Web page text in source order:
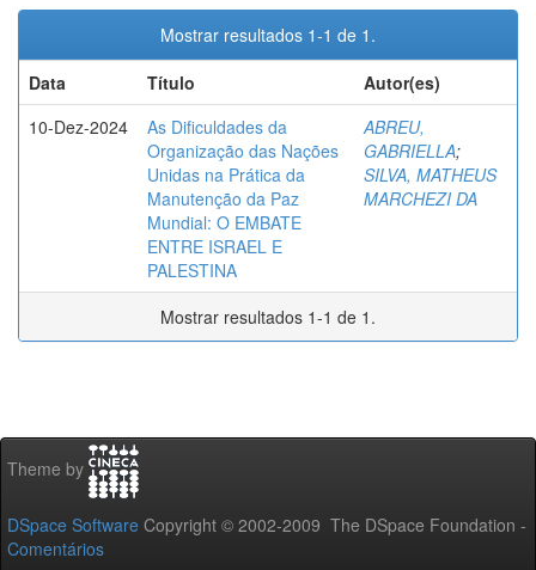
Mostrar resultados 1-1 de 1.
Data
Título
Autor(es)
10-Dez-2024
As Dificuldades da
Organização das Nações
Unidas na Prática da
Manutenção da Paz
Mundial: O EMBATE
ENTRE ISRAEL E
PALESTINA
ABREU,
GABRIELLA;
SILVA, MATHEUS
MARCHEZI DA
Mostrar resultados 1-1 de 1.
Theme by
DSpace Software Copyright © 2002-2009 The DSpace Foundation -
Comentários